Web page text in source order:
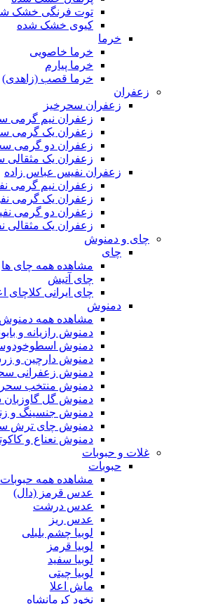
توت فرنگی خشک
کیوی خشک شده
خرما
خرما خاصویی
خرما پیارم
خرما قصب (زاهدی)
زعفران
زعفران سحرخیز
زعفران نیم گرمی
زعفران یک گرمی
زعفران دو گرمی
زعفران یک مثقالی
زعفران نفیس عباس زاده
زعفران نیم گرمی
زعفران یک گرمی
زعفران دو گرمی
زعفران یک مثقالی
چای و دمنوش
چای
مشاهده همه چای ها
چای آتیش
چای ایرانی کلاچای
دمنوش
مشاهده همه دمنوش
دمنوش رازیانه و
دمنوش
دمنوش دارچین و
دمنوش زعفرانی
دمنوش منتخب
دمنوش گل گاوزبان
دمنوش جنسینگ و
دمنوش چای ترش
دمنوش نعناع و
غلات و حبوبات
حبوبات
مشاهده همه حبوبات
عدس قرمز (دال)
عدس درشت
عدس ریز
لوبیا چشم بلبلی
لوبیا قرمز
لوبیا سفید
لوبیا چیتی
ماش اعلا
نخود کرمانشاه